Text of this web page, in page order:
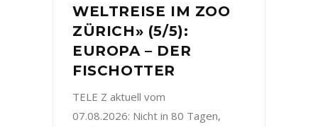
WELTREISE IM ZOO
ZÜRICH» (5/5):
EUROPA – DER
FISCHOTTER
TELE Z aktuell vom
07.08.2026: Nicht in 80 Tagen,